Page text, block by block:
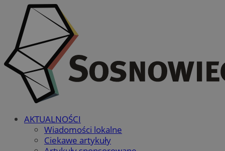
AKTUALNOŚCI
Wiadomości lokalne
Ciekawe artykuły